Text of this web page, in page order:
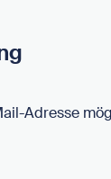
Adresse